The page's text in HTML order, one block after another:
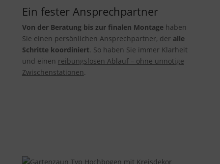
Ein fester Ansprechpartner
Von der Beratung bis zur finalen Montagehaben
Sie einen persönlichen Ansprechpartner, der alle
Schritte koordiniert. So haben Sie immer Klarheit
und einen reibungslosen Ablauf – ohne unnötige
Zwischenstationen.